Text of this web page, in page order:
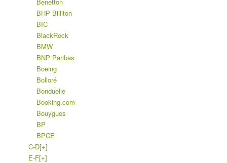
BHP Billiton
BIC
BlackRock
BMW
BNP Paribas
Boeing
Bolloré
Bonduelle
Booking.com
Bouygues
BP
BPCE
C-D[+]
E-F[+]